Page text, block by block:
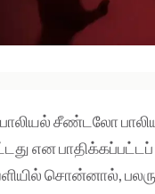
சீண்டலோ
என
சொன்னால்,